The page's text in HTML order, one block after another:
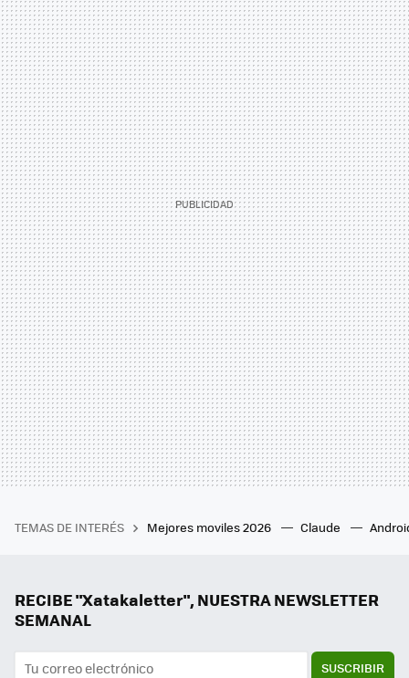
TEMAS DE INTERÉS Mejores moviles 2026 Claude
RECIBE "Xatakaletter", NUESTRA NEWSLETTER
SEMANAL
SUSCRIBIR